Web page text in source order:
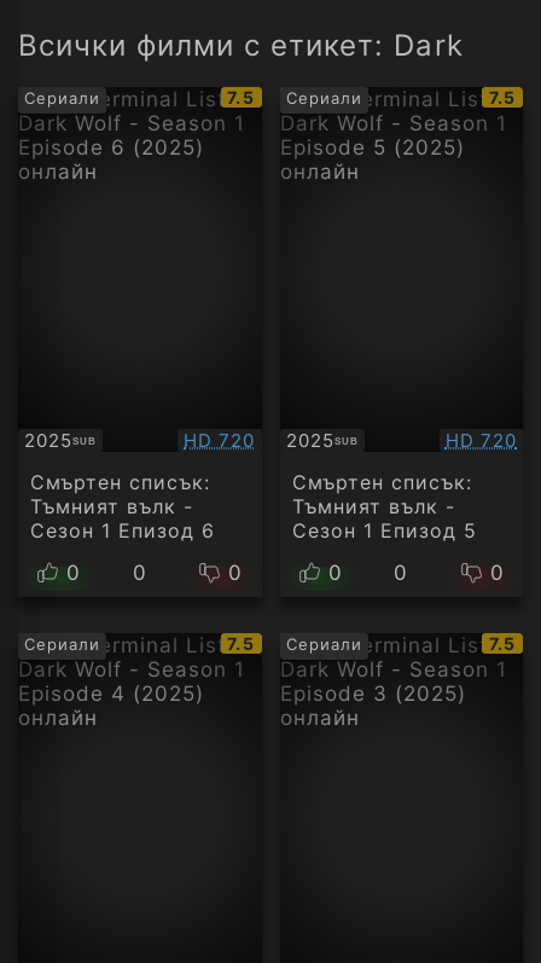
Всички филми с етикет: Dark
Сериали
IMDb
рейтинг:
7.5
2025SUB
Субтитри Качество:
HD 720
Смъртен списък:
Тъмният вълк -
Сезон 1 Епизод 6
0
0 0
Сериали
IMDb
7.5
2025SUB
Субтитри HD 720
Смъртен списък:
Тъмният вълк -
Сезон 1 Епизод 5
0
0 0
Сериали
IMDb
рейтинг:
7.5 Сериали
IMDb
7.5